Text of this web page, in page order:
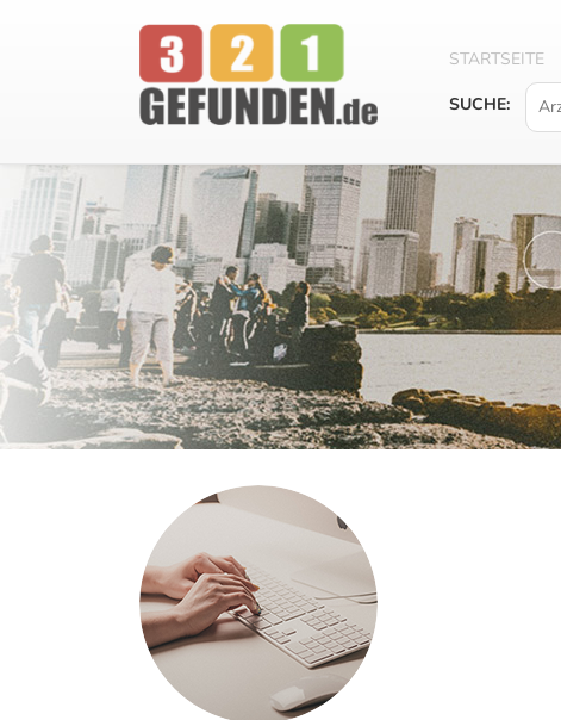
STARTSEITE
SUCHE: